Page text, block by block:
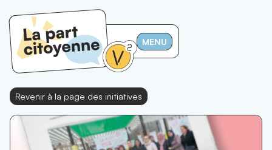
MENU
Revenir à la page des initiatives